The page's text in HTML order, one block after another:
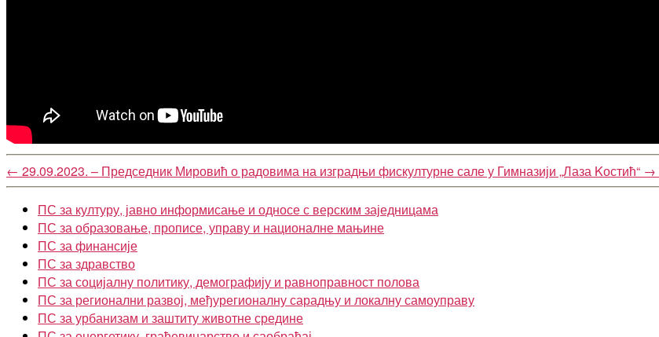
← 29.09.2023. – Председник Мировић о радовима на изградњи фискултурне сале у Гимназији „Лаза Kостић“ →
ПС за културу, јавно информисање и односе с верским заједницама
ПС за образовање, прописе, управу и националне мањине
ПС за финансије
ПС за здравство
ПС за социјалну политику, демографију и равноправност полова
ПС за регионални развој, међурегионалну сарадњу и локалну самоуправу
ПС за урбанизам и заштиту животне средине